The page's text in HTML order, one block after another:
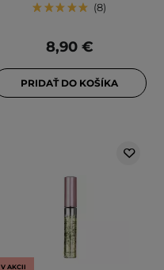
8
8,90 €
PRIDAŤ DO KOŠÍKA
V AKCII